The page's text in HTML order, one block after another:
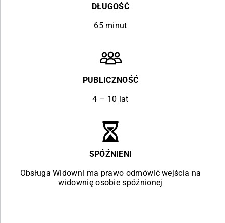
DŁUGOŚĆ
65 minut
PUBLICZNOŚĆ
4 – 10 lat
SPÓŹNIENI
Obsługa Widowni ma prawo odmówić wejścia na
widownię osobie spóźnionej